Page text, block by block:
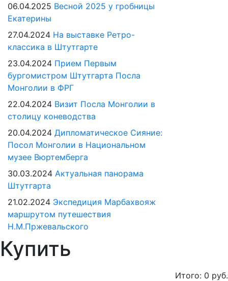
06.04.2025 Весной 2025 у гробницы
Екатерины
27.04.2024 На выставке Ретро-
классика в Штутгарте
23.04.2024 Прием Первым
бургомистром Штутгарта Посла
Монголии в ФРГ
22.04.2024 Визит Посла Монголии в
столицу коневодства
20.04.2024 Дипломатическое Сияние:
Посол Монголии в Национальном
музее Вюртемберга
30.03.2024 Актуальная панорама
Штутгарта
21.02.2024 Экспедиция Марбахвояж
маршрутом путешествия
Н.М.Пржевальского
Купить
Итого: 0 руб.